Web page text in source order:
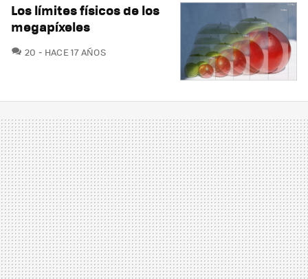
Los límites físicos de los
megapíxeles
20 COMENTARIOS
HACE 17 AÑOS